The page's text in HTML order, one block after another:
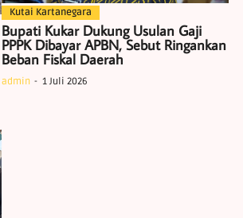
Kutai Kartanegara
Bupati Kukar Dukung Usulan Gaji
PPPK Dibayar APBN, Sebut Ringankan
Beban Fiskal Daerah
admin 1 Juli 2026